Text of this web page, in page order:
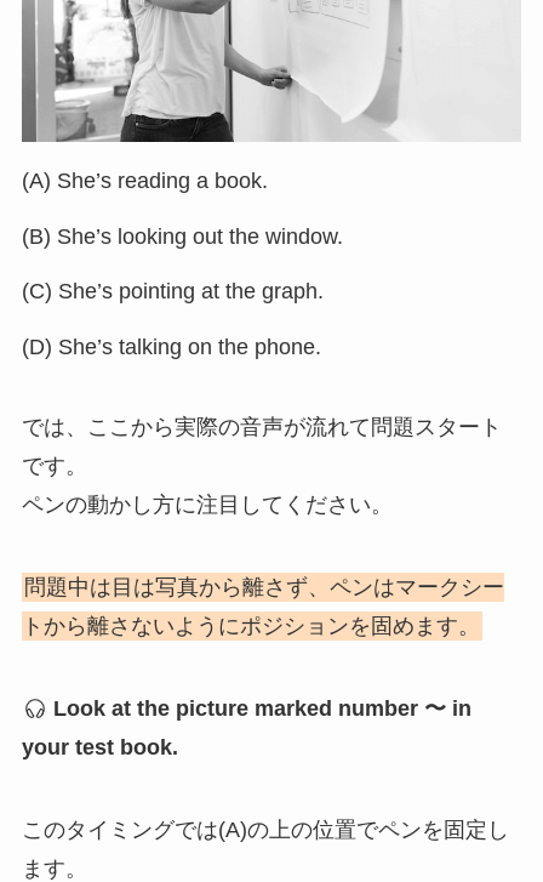
(A) She’s reading a book.
(B) She’s looking out the window.
(C) She’s pointing at the graph.
(D) She’s talking on the phone.
では、ここから実際の音声が流れて問題スタート
です。
ペンの動かし方に注目してください。
問題中は目は写真から離さず、ペンはマークシー
トから離さないようにポジションを固めます。
Look at the picture marked number 〜 in
your test book.
このタイミングでは(A)の上の位置でペンを固定し
ます。